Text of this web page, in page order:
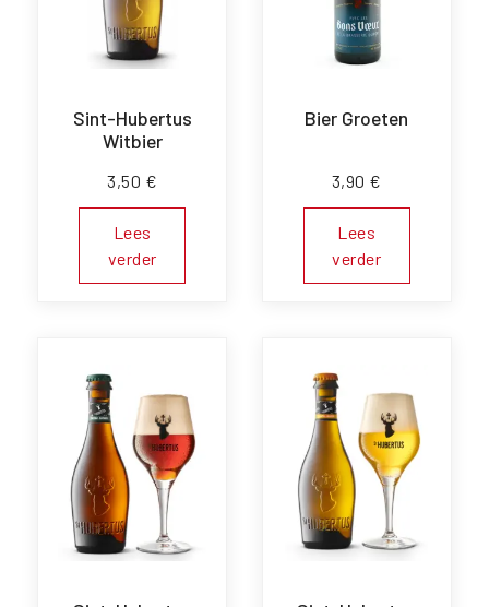
Sint-Hubertus
Witbier
3,50 €
Lees
verder
Bier Groeten
3,90 €
Lees
verder